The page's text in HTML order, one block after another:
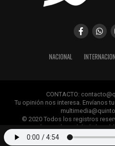
NACIONAL
CONTACTO:
Tu opinión nos interesa. Envíanos
© 2020 Todos los registros
ConSentido Queda prohibida la
cualquier uso de los